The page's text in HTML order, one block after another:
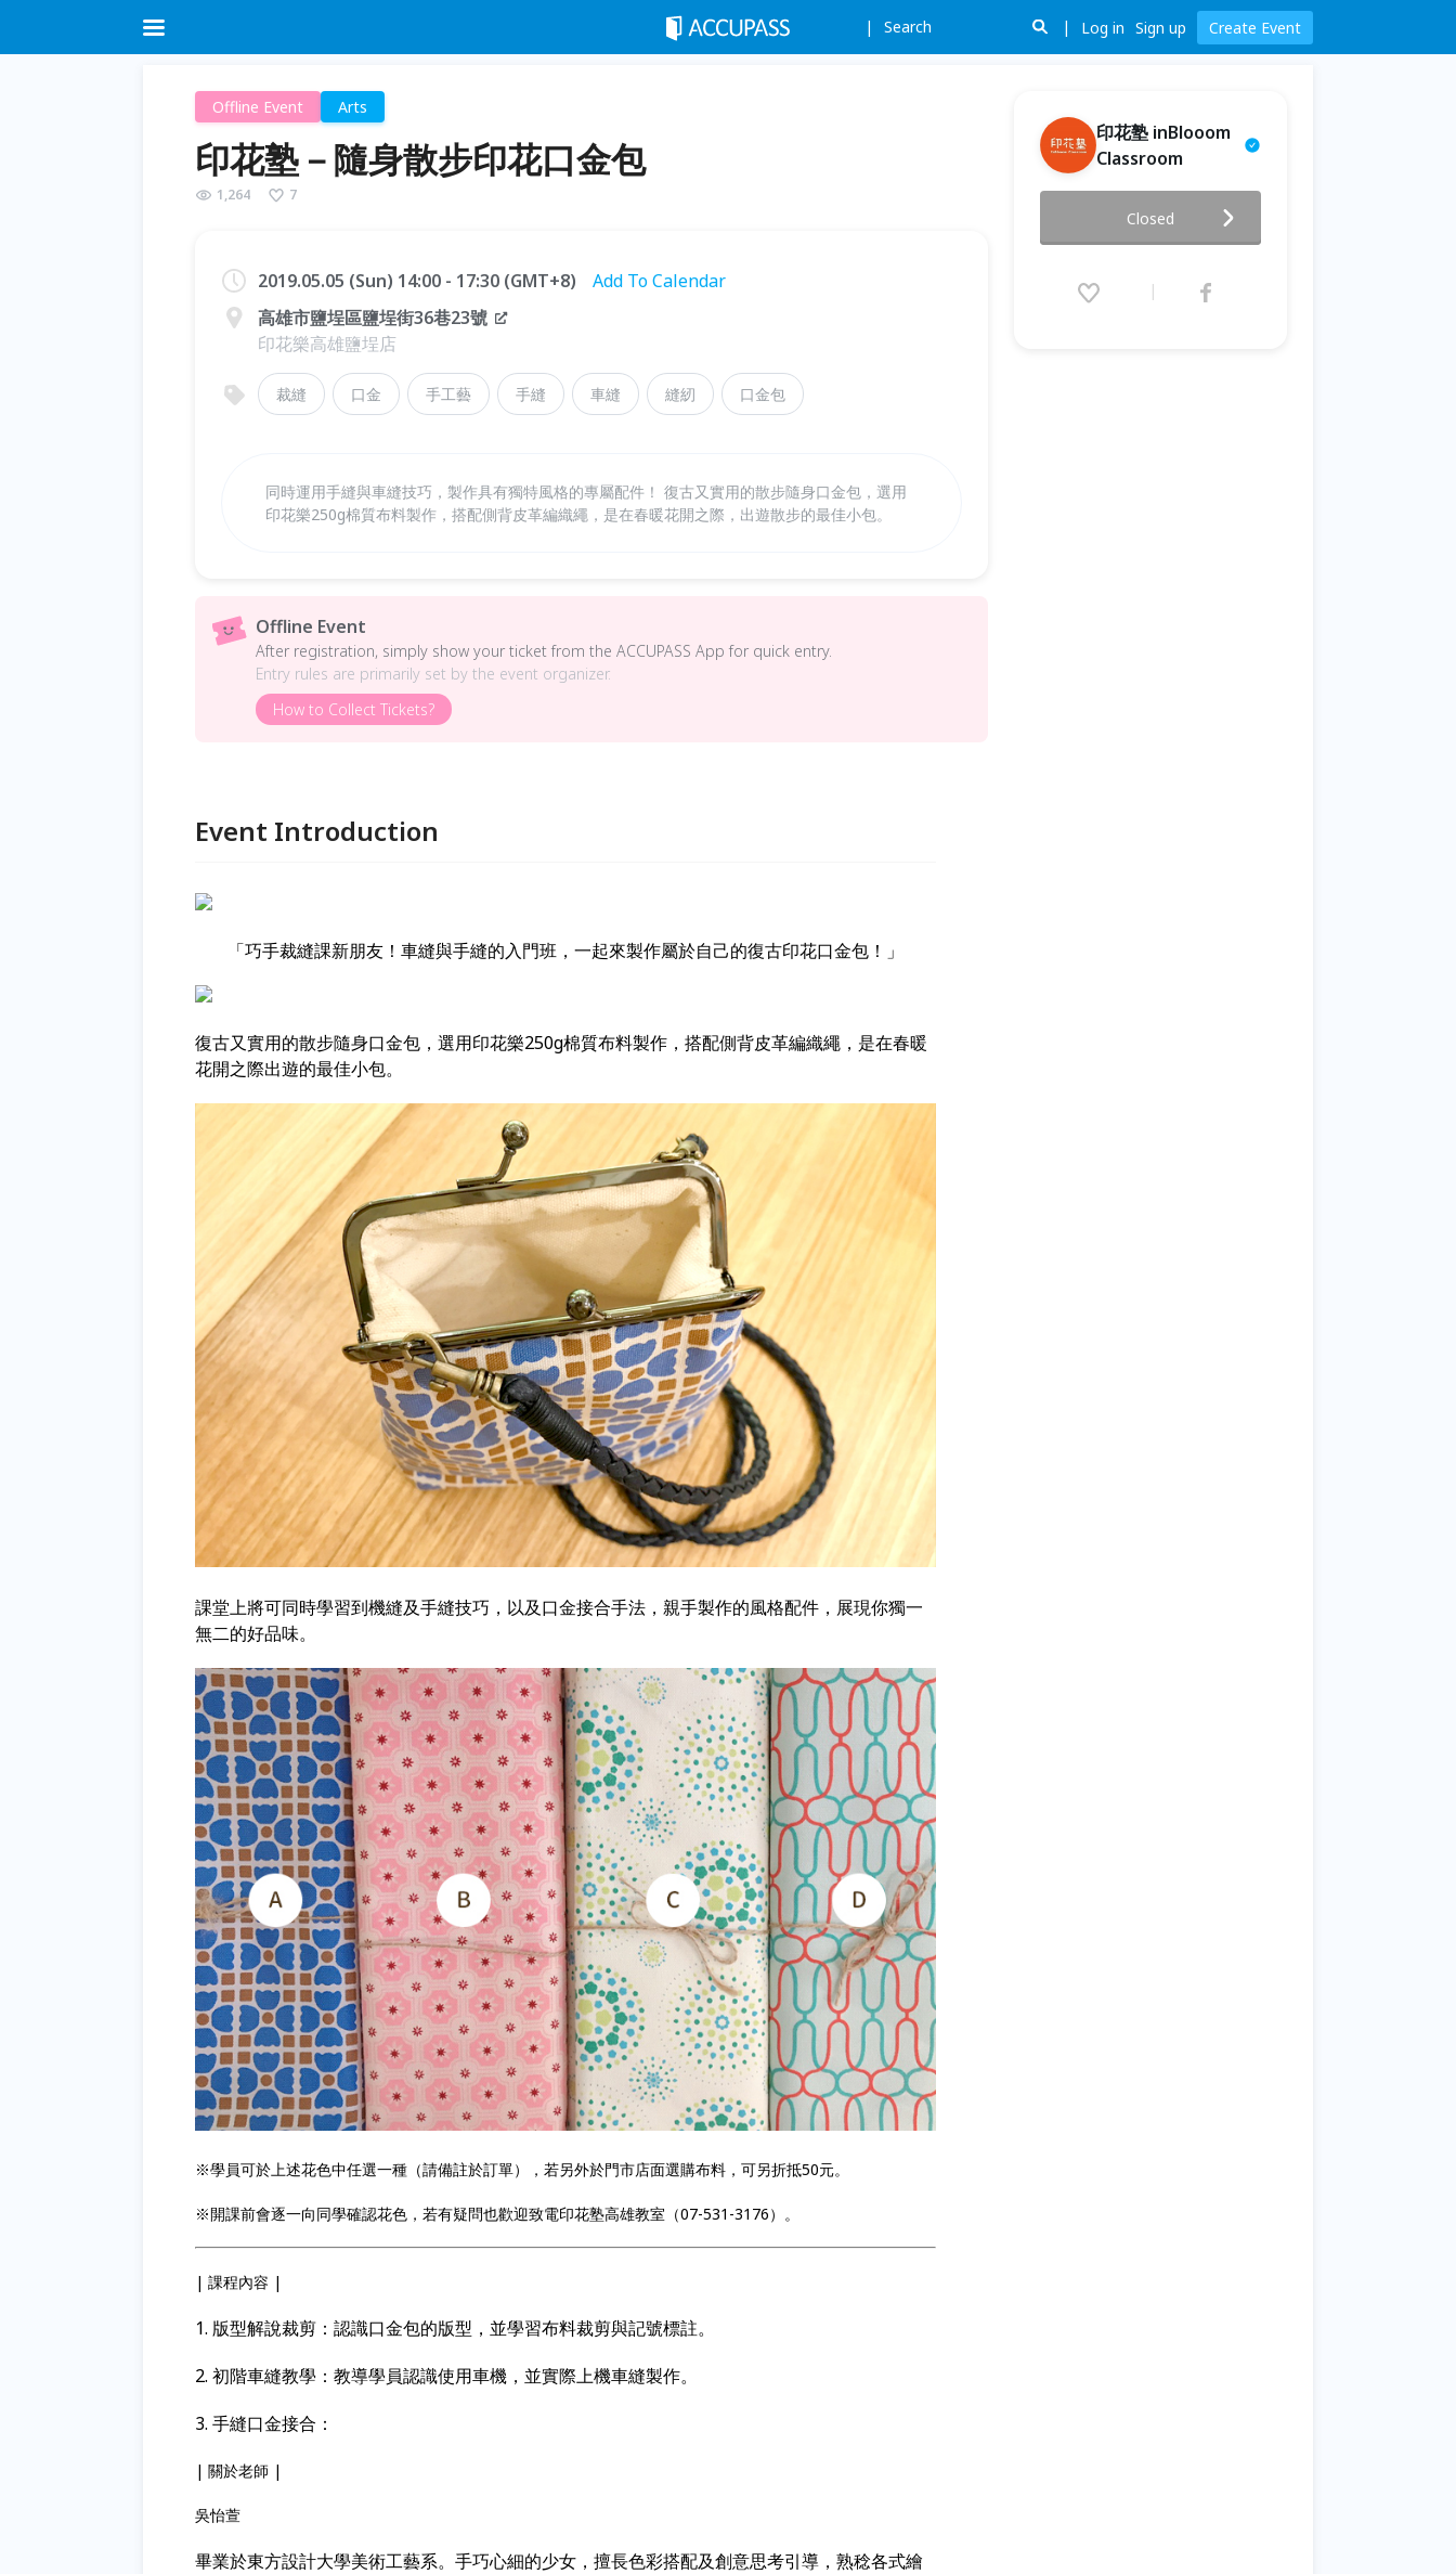
Search Log in Sign up Create Event
Offline Event Arts
印花塾－隨身散步印花口金包
1,264 7
2019.05.05 (Sun) 14:00 - 17:30 (GMT+8)
Add To Calendar
高雄市鹽埕區鹽埕街36巷23號
印花樂高雄鹽埕店
裁縫 口金 手工藝 手縫 車縫 縫紉 口金包
同時運用手縫與車縫技巧，製作具有獨特風格的專屬配件！ 復古又實用的散步隨身口金包，選用
印花樂250g棉質布料製作，搭配側背皮革編織繩，是在春暖花開之際，出遊散步的最佳小包。
Offline Event
After registration, simply show your ticket from the ACCUPASS App for quick entry.
Entry rules are primarily set by the event organizer.
How to Collect Tickets?
Event Introduction
「巧手裁縫課新朋友！車縫與手縫的入門班，一起來製作屬於自己的復古印花口金包！」
復古又實用的散步隨身口金包，選用印花樂250g棉質布料製作，搭配側背皮革編織繩，是在春暖
花開之際出遊的最佳小包。
課堂上將可同時學習到機縫及手縫技巧，以及口金接合手法，親手製作的風格配件，展現你獨一
無二的好品味。
※學員可於上述花色中任選一種（請備註於訂單），若另外於門市店面選購布料，可另折抵50元。
※開課前會逐一向同學確認花色，若有疑問也歡迎致電印花塾高雄教室（07-531-3176）。
| 課程內容 |
1. 版型解說裁剪：認識口金包的版型，並學習布料裁剪與記號標註。
2. 初階車縫教學：教導學員認識使用車機，並實際上機車縫製作。
3. 手縫口金接合：
| 關於老師 |
吳怡萱
畢業於東方設計大學美術工藝系。手巧心細的少女，擅長色彩搭配及創意思考引導，熟稔各式繪
印花塾 inBlooom
Classroom
2019.05.05 (Sun) 14:00 - 17:30
(GMT+8)
Closed